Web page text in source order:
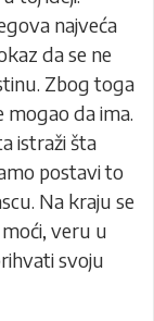
najveća
da se ne
Zbog toga
mogao da ima.
istraži šta
postavi to
Na kraju se
veru u
svoju